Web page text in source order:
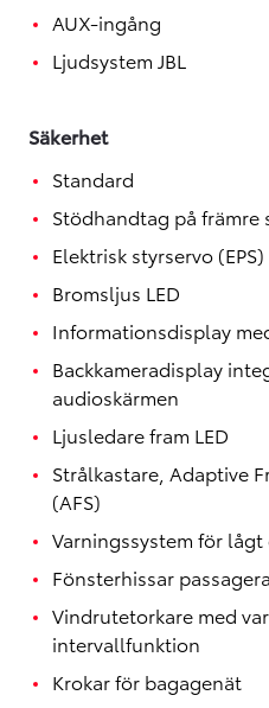
AUX-ingång
Ljudsystem JBL
Säkerhet
Standard
Stödhandtag på främre
Elektrisk styrservo (EPS)
Bromsljus LED
Informationsdisplay
Backkameradisplay
audioskärmen
Ljusledare fram LED
Strålkastare, Adaptive
(AFS)
Varningssystem för lågt
Fönsterhissar
Vindrutetorkare med
intervallfunktion
Krokar för bagagenät